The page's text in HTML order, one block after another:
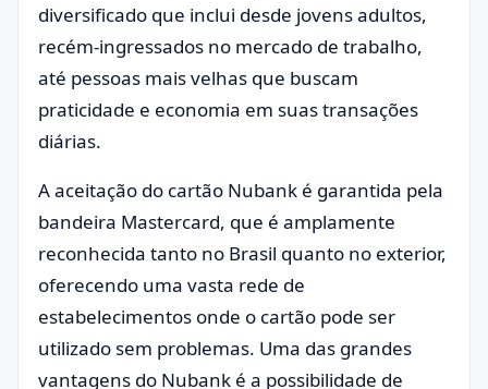
diversificado que inclui desde jovens adultos,
recém-ingressados no mercado de trabalho,
até pessoas mais velhas que buscam
praticidade e economia em suas transações
diárias.
A aceitação do cartão Nubank é garantida pela
bandeira Mastercard, que é amplamente
reconhecida tanto no Brasil quanto no exterior,
oferecendo uma vasta rede de
estabelecimentos onde o cartão pode ser
utilizado sem problemas. Uma das grandes
vantagens do Nubank é a possibilidade de